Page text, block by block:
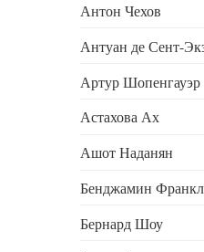
Антон Чехов
Антуан де Сент-
Артур Шопенгауэр
Астахова Ах
Ашот Наданян
Бенджамин
Бернард Шоу